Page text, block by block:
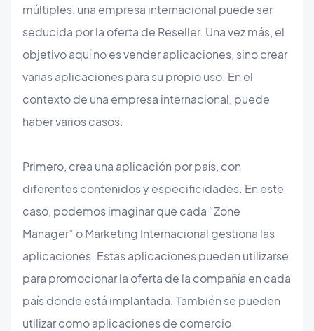
múltiples, una empresa internacional puede ser
seducida por la oferta de Reseller. Una vez más, el
objetivo aquí no es vender aplicaciones, sino crear
varias aplicaciones para su propio uso. En el
contexto de una empresa internacional, puede
haber varios casos.
Primero, crea una aplicación por país, con
diferentes contenidos y especificidades. En este
caso, podemos imaginar que cada “Zone
Manager” o Marketing Internacional gestiona las
aplicaciones. Estas aplicaciones pueden utilizarse
para promocionar la oferta de la compañía en cada
país donde está implantada. También se pueden
utilizar como aplicaciones de comercio